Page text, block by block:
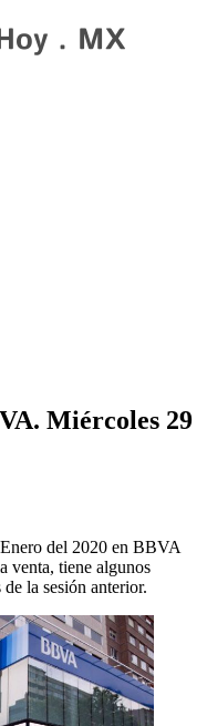
Miércoles 29
del 2020 en BBVA
venta, tiene algunos
la sesión anterior.